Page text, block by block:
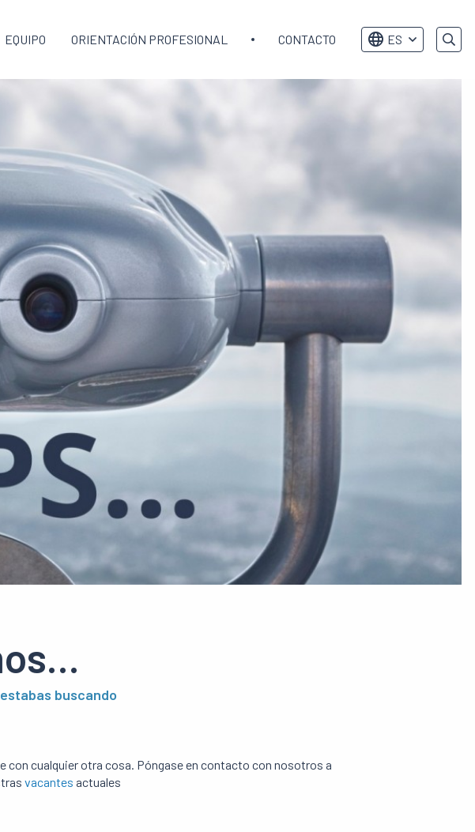
EQUIPO ORIENTACIÓN PROFESIONAL CONTACTO ES
buscando
con cualquier otra cosa. Póngase en contacto con nosotros a
vacantes actuales